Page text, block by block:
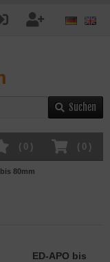
Suchen
( 0 )
( 0 )
bis 80mm
ED-APO bis